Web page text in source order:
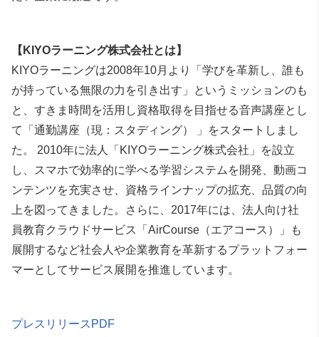
【KIYOラーニング株式会社とは】
KIYOラーニングは2008年10月より「学びを革新し、誰も
が持っている無限の力を引き出す」というミッションのも
と、すきま時間を活用し資格取得を目指せる音声講座とし
て「通勤講座（現：スタディング） 」をスタートしまし
た。 2010年に法人「KIYOラーニング株式会社」を設立
し、スマホで効率的に学べる学習システムを開発、動画コ
ンテンツを充実させ、資格ラインナップの拡充、品質の向
上を図ってきました。さらに、2017年には、法人向け社
員教育クラウドサービス「AirCourse（エアコース）」も
展開するなど社会人や企業教育を革新するプラットフォー
マーとしてサービス展開を推進しています。
プレスリリースPDF